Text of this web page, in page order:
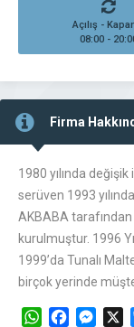
Açılış -
08:00 -
Firma
1980 yılında
serüven 1993
AKBABA
kurulmuştur. 1996
1999’da Tunalı
birçok yerinde
WhatsAppFacebook